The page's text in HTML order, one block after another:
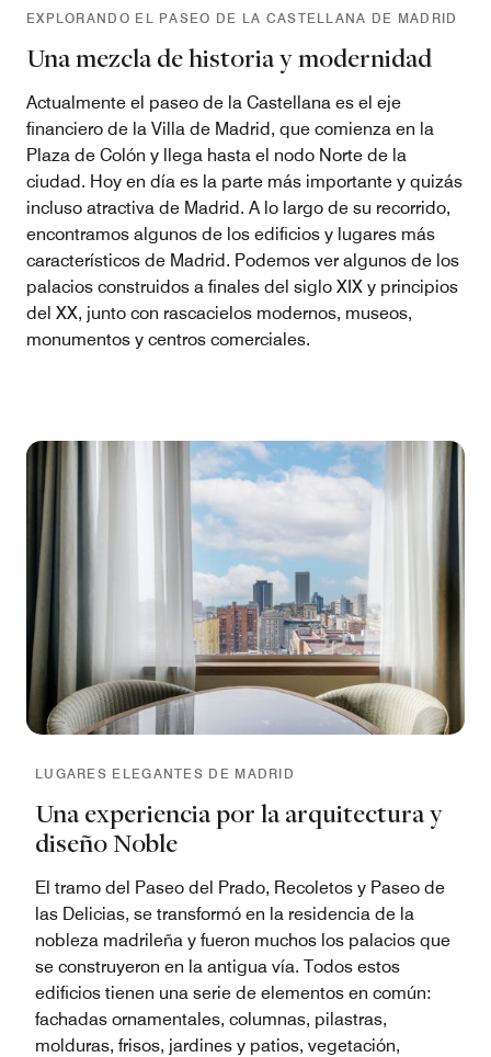
EXPLORANDO EL PASEO DE LA CASTELLANA DE MADRID
Una mezcla de historia y modernidad
Actualmente el paseo de la Castellana es el eje
financiero de la Villa de Madrid, que comienza en la
Plaza de Colón y llega hasta el nodo Norte de la
ciudad. Hoy en día es la parte más importante y quizás
incluso atractiva de Madrid. A lo largo de su recorrido,
encontramos algunos de los edificios y lugares más
característicos de Madrid. Podemos ver algunos de los
palacios construidos a finales del siglo XIX y principios
del XX, junto con rascacielos modernos, museos,
monumentos y centros comerciales.
LUGARES ELEGANTES DE MADRID
Una experiencia por la arquitectura y
diseño Noble
El tramo del Paseo del Prado, Recoletos y Paseo de
las Delicias, se transformó en la residencia de la
nobleza madrileña y fueron muchos los palacios que
se construyeron en la antigua vía. Todos estos
edificios tienen una serie de elementos en común:
fachadas ornamentales, columnas, pilastras,
molduras, frisos, jardines y patios, vegetación,